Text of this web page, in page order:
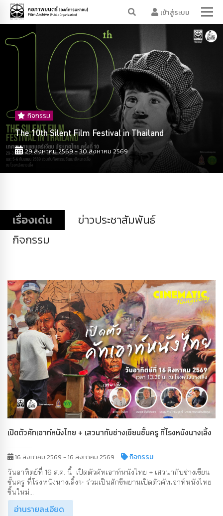
เข้าสู่ระบบ
กิจกรรม
The 10th Silent Film Festival in Thailand
29 สิงหาคม 2569 - 30 สิงหาคม 2569
เรื่องเด่น
ข่าวประชาสัมพันธ์
กิจกรรม
เปิดตัวคัทเอาท์หนังไทย + เสวนากับช่างเขียนชั้นครู ที่โรงหนังนางเลิ้ง
16 สิงหาคม 2569 - 16 สิงหาคม 2569 กิจกรรม
วันอาทิตย์ที่ 16 ส.ค. นี้ เปิดตัวคัทเอาท์หนังไทย + เสวนากับช่างเขียน
ชั้นครู ที่โรงหนังนางเลิ้ง✨ ร่วมเป็นสักขีพยานเปิดตัวคัทเอาท์หนังไทย
ชิ้นใหม่...
อ่านรายละเอียด